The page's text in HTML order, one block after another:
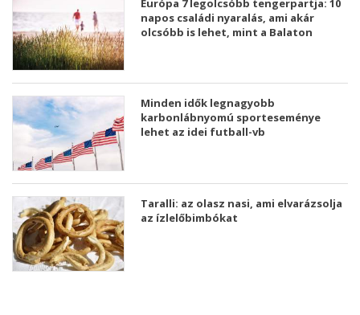
Európa 7 legolcsóbb tengerpartja: 10
napos családi nyaralás, ami akár
olcsóbb is lehet, mint a Balaton
Minden idők legnagyobb
karbonlábnyomú sporteseménye
lehet az idei futball-vb
Taralli: az olasz nasi, ami elvarázsolja
az ízlelőbimbókat